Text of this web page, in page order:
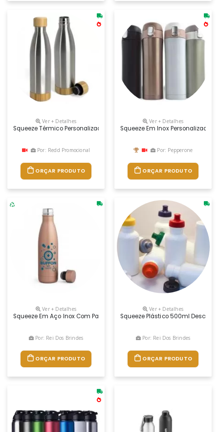
Ver + Detalhes
Squeeze Térmico Personalizado
Por: Redd Promocional
ORÇAR PRODUTO
Ver + Detalhes
Squeeze Em Inox Personalizado
Por: Pepperone
ORÇAR PRODUTO
Ver + Detalhes
Squeeze Em Aço Inox Com Parede Dupla E Tampa Com Sistema De
Por: Rei Dos Brindes
ORÇAR PRODUTO
Ver + Detalhes
Squeeze Plástico 500ml
Por: Rei Dos Brindes
ORÇAR PRODUTO